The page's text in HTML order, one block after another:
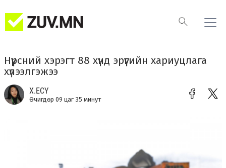
Нүүрсний хэрэгт 88 хүнд эрүүгийн хариуцлага
хүлээлгэжээ
Х.ЕСҮ
Өчигдөр 09 цаг 35 минут